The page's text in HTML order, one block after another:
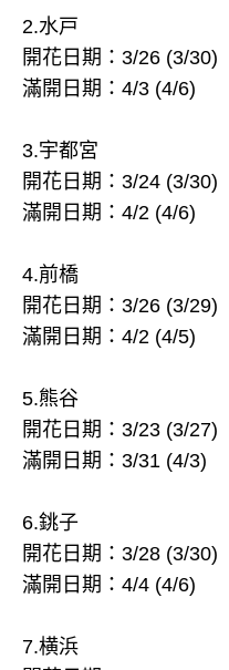
2.水戸
開花日期：3/26 (3/30)
滿開日期：4/3 (4/6)
3.宇都宮
開花日期：3/24 (3/30)
滿開日期：4/2 (4/6)
4.前橋
開花日期：3/26 (3/29)
滿開日期：4/2 (4/5)
5.熊谷
開花日期：3/23 (3/27)
滿開日期：3/31 (4/3)
6.銚子
開花日期：3/28 (3/30)
滿開日期：4/4 (4/6)
7.横浜